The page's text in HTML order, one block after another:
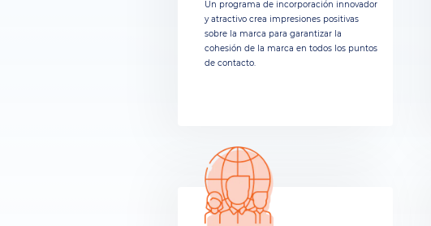
Un programa de incorporación innovador
y atractivo crea impresiones positivas
sobre la marca para garantizar la
cohesión de la marca en todos los puntos
de contacto.